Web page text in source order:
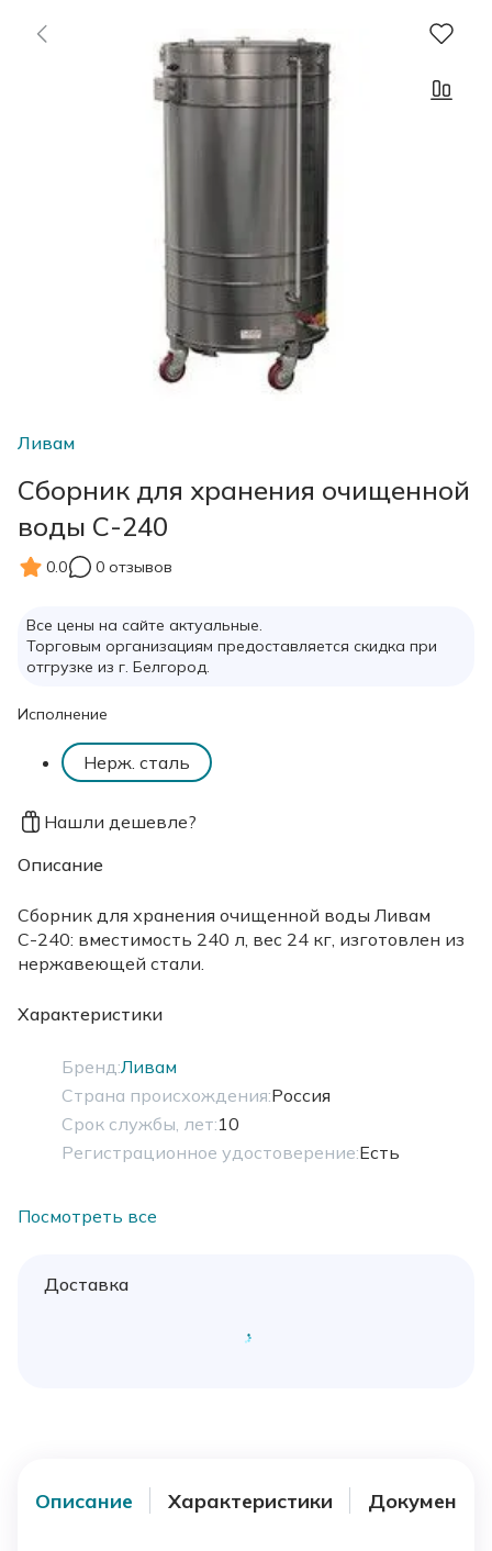
Ливам
Сборник для хранения очищенной
воды С-240
0.0 0 отзывов
Все цены на сайте актуальные.
Торговым организациям предоставляется скидка при
отгрузке из г. Белгород.
Исполнение
Нерж. сталь
Нашли дешевле?
Описание
Сборник для хранения очищенной воды Ливам
С-240: вместимость 240 л, вес 24 кг, изготовлен из
нержавеющей стали.
Характеристики
Бренд:Ливам
Страна происхождения:Россия
Срок службы, лет:10
Регистрационное удостоверение:Есть
Посмотреть все
Доставка
Описание Характеристики Документы